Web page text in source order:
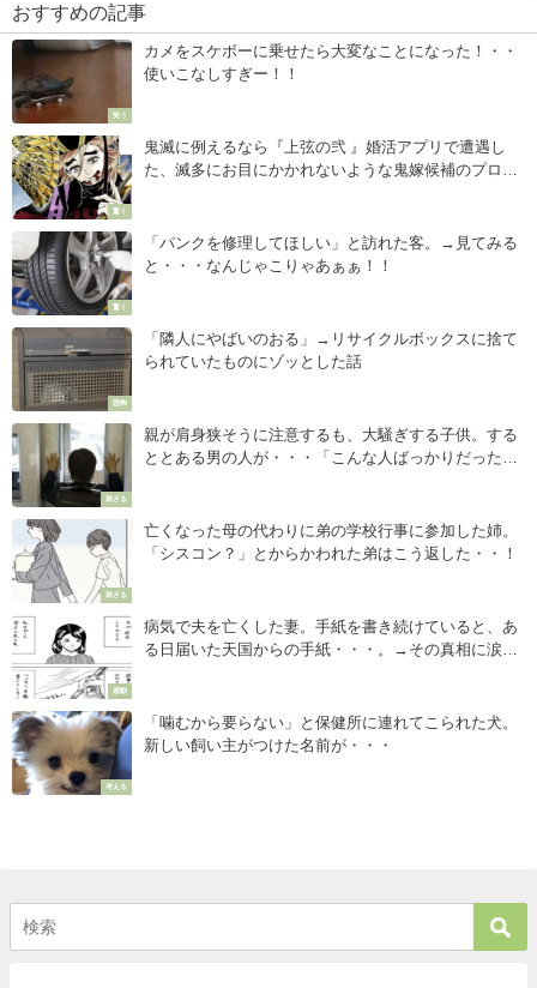
おすすめの記事
笑う
カメをスケボーに乗せたら大変なことになった！・・
使いこなしすぎー！！
驚く
鬼滅に例えるなら『上弦の弐 』婚活アプリで遭遇し
た、滅多にお目にかかれないような鬼嫁候補のプロフ
驚く
「パンクを修理してほしい」と訪れた客。→見てみる
と・・・なんじゃこりゃあぁぁ！！
恐怖
「隣人にやばいのおる」→リサイクルボックスに捨て
られていたものにゾッとした話
刺さる
親が肩身狭そうに注意するも、大騒ぎする子供。する
ととある男の人が・・・「こんな人ばっかりだったら
刺さる
亡くなった母の代わりに弟の学校行事に参加した姉。
「シスコン？」とからかわれた弟はこう返した・・！
感動
病気で夫を亡くした妻。手紙を書き続けていると、あ
る日届いた天国からの手紙・・・。→その真相に涙が
考える
「噛むから要らない」と保健所に連れてこられた犬。
新しい飼い主がつけた名前が・・・